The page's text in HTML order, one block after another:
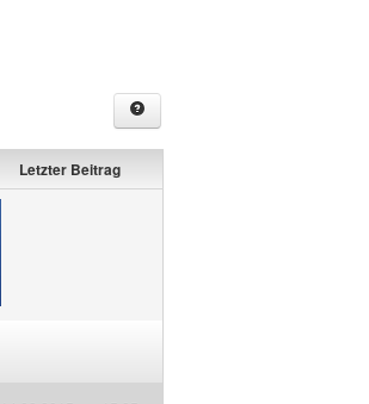
Unbeantwortete Beiträge
Letzter Beitrag